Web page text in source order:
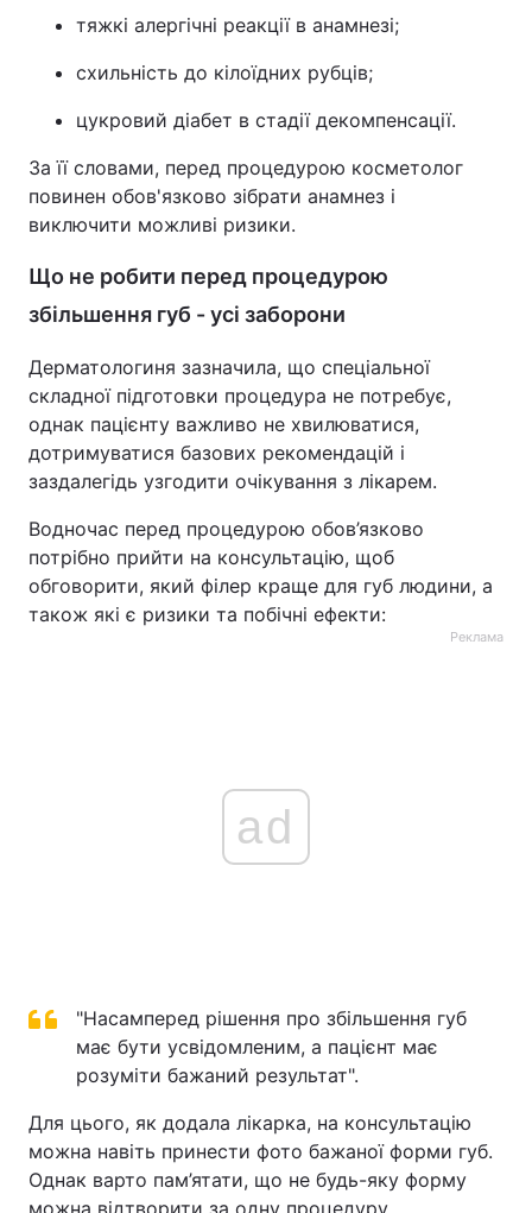
тяжкі алергічні реакції в анамнезі;
схильність до кілоїдних рубців;
цукровий діабет в стадії декомпенсації.
За її словами, перед процедурою косметолог
повинен обов'язково зібрати анамнез і
виключити можливі ризики.
Що не робити перед процедурою
збільшення губ - усі заборони
Дерматологиня зазначила, що спеціальної
складної підготовки процедура не потребує,
однак пацієнту важливо не хвилюватися,
дотримуватися базових рекомендацій і
заздалегідь узгодити очікування з лікарем.
Водночас перед процедурою обов’язково
потрібно прийти на консультацію, щоб
обговорити, який філер краще для губ людини, а
також які є ризики та побічні ефекти:
Реклама
ad
"Насамперед рішення про збільшення губ
має бути усвідомленим, а пацієнт має
розуміти бажаний результат".
Для цього, як додала лікарка, на консультацію
можна навіть принести фото бажаної форми губ.
Однак варто пам’ятати, що не будь-яку форму
можна відтворити за одну процедуру.